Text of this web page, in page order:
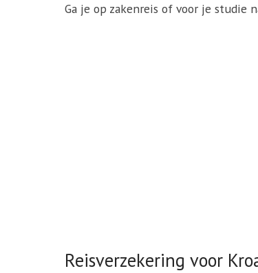
Ga je op zakenreis of voor je studie
Reisverzekering voor